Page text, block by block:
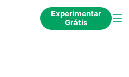
Experimentar
Grátis